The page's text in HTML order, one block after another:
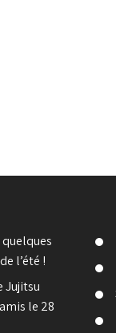
quelques
l’été !
Jujitsu
le 28